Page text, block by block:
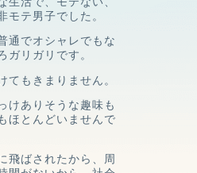
モテ男子でした。
通でオシャレでもな
ガリガリです。
てもきまりません。
けありそうな趣味も
ほとんどいませんで
飛ばされたから、周